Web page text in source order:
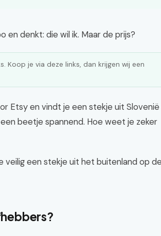
en denkt: die wil ik. Maar de prijs?
je via deze links, dan krijgen wij een
Etsy en vindt je een stekje uit Slovenië
beetje spannend. Hoe weet je zeker
veilig een stekje uit het buitenland op de